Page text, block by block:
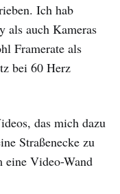
Ich hab
als auch Kameras
Framerate als
bei 60 Herz
das mich dazu
Straßenecke zu
eine Video-Wand